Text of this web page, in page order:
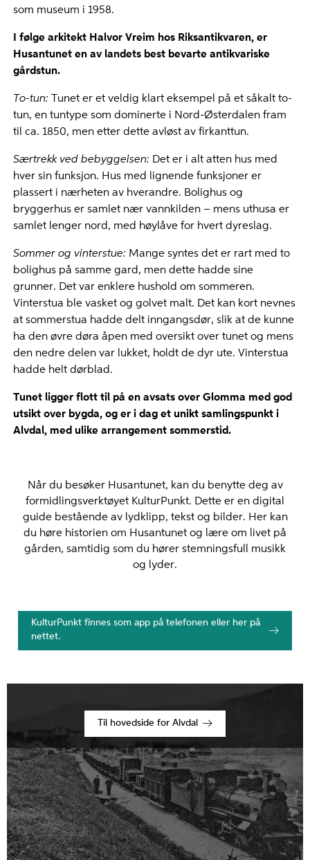
som museum i 1958.
I følge arkitekt Halvor Vreim hos Riksantikvaren, er
Husantunet en av landets best bevarte antikvariske
gårdstun.
To-tun: Tunet er et veldig klart eksempel på et såkalt to-
tun, en tuntype som dominerte i Nord-Østerdalen fram
til ca. 1850, men etter dette avløst av firkanttun.
Særtrekk ved bebyggelsen: Det er i alt atten hus med
hver sin funksjon. Hus med lignende funksjoner er
plassert i nærheten av hverandre. Bolighus og
bryggerhus er samlet nær vannkilden – mens uthusa er
samlet lenger nord, med høylåve for hvert dyreslag.
Sommer og vinterstue: Mange syntes det er rart med to
bolighus på samme gard, men dette hadde sine
grunner. Det var enklere hushold om sommeren.
Vinterstua ble vasket og golvet malt. Det kan kort nevnes
at sommerstua hadde delt inngangsdør, slik at de kunne
ha den øvre døra åpen med oversikt over tunet og mens
den nedre delen var lukket, holdt de dyr ute. Vinterstua
hadde helt dørblad.
Tunet ligger flott til på en avsats over Glomma med god
utsikt over bygda, og er i dag et unikt samlingspunkt i
Alvdal, med ulike arrangement sommerstid.
Når du besøker Husantunet, kan du benytte deg av
formidlingsverktøyet KulturPunkt. Dette er en digital
guide bestående av lydklipp, tekst og bilder. Her kan
du høre historien om Husantunet og lære om livet på
gården, samtidig som du hører stemningsfull musikk
og lyder.
KulturPunkt finnes som app på telefonen eller her på
nettet.
Til hovedside for Alvdal